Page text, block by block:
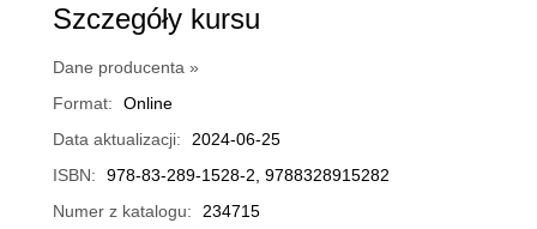
Szczegóły kursu
Dane producenta »
Format:
Online
Data aktualizacji:
2024-06-25
ISBN:
978-83-289-1528-2, 9788328915282
Numer z katalogu:
234715